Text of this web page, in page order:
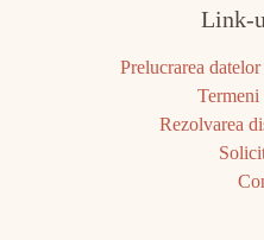
Link-
Prelucrarea
Rezolvarea